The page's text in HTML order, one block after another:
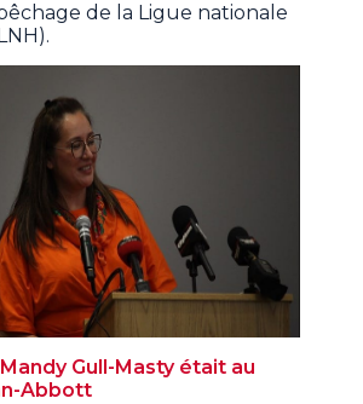
de la Ligue nationale
Gull-Masty était au
Abbott